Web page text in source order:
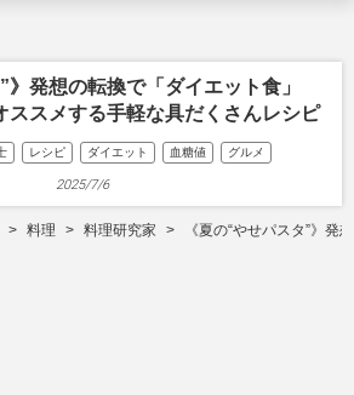
》発想の転換で「ダイエット食」
ススメする手軽な具だくさんレシピ
レシピ ダイエット 血糖値 グルメ
2025/7/6
料理 料理研究家 《夏の“やせパスタ”》